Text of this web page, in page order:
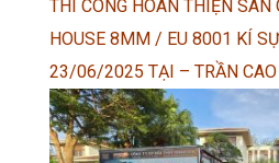
THI CÔNG HOÀN THIỆN SÀN
HOUSE 8MM / EU 8001 KÍ
23/06/2025 TẠI – TRẦN CAO